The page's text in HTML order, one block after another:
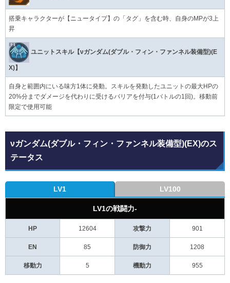
搭乗キャラクターが【ニュータイプ】の「タグ」を含む時、自身のMPが3上
昇
ユニットスキル【νガンダム(ダブル・フィン・ファンネル装備型)(E
X)】
自身と範囲内にいる味方1体に発動。スキルを発動したユニットの最大HPの
20%分までダメージを代わりに受けるバリアを付与(1バトルの1回)。移動前
限定で使用可能
νガンダム(ダブル・フィン・ファンネル装備型)(EX)のス
テータス
LV1 LV100
LV1の戦闘力-
HP 12604 攻撃力 901
EN 85 防御力 1208
移動力 5 機動力 955